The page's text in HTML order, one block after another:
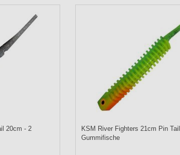
20cm - 2
KSM River Fighters 21cm Pin
Gummifische